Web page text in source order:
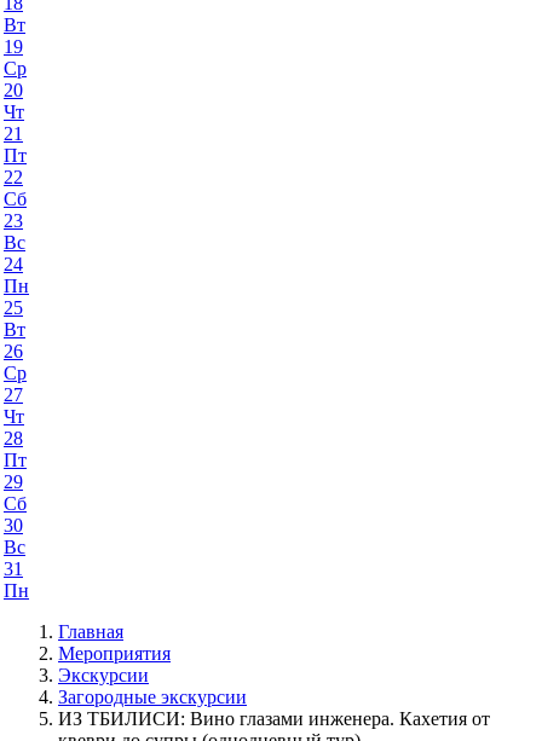
Вт
19
Ср
20
Чт
21
Пт
22
Сб
23
Вс
24
Пн
25
Вт
26
Ср
27
Чт
28
Пт
29
Сб
30
Вс
31
Пн
Главная
Мероприятия
Экскурсии
Загородные экскурсии
ИЗ ТБИЛИСИ: Вино глазами инженера. Кахетия от